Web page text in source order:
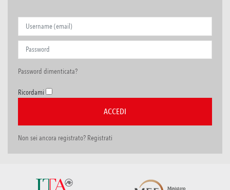
Password dimenticata?
Ricordami
Non sei ancora registrato? Registrati